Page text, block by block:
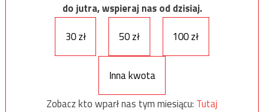
do jutra, wspieraj nas od dzisiaj.
30 zł
50 zł 100 zł
Inna kwota
Zobacz kto wparł nas tym miesiącu: Tutaj